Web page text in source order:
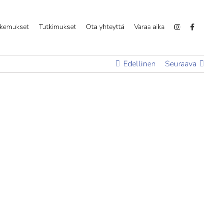
Tutkimukset Ota yhteyttä Varaa aika
Edellinen Seuraava